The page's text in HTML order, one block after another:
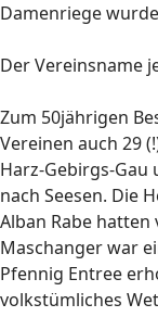
Damenriege
Der Vereinsname
Zum 50jährigen
Vereinen auch 29
Harz-Gebirgs-Gau
nach Seesen. Die
Alban Rabe
Maschanger war
Pfennig Entree
volkstümliches